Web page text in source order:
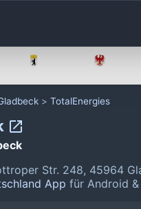
TotalEnergies
Str. 248, 45964
App für Android